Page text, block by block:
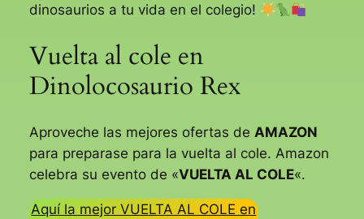
dinosaurios a tu vida en el colegio!
Vuelta al cole en
Dinolocosaurio Rex
Aproveche las mejores ofertas de AMAZON
para preparase para la vuelta al cole. Amazon
celebra su evento de «VUELTA AL COLE«.
Aquí la mejor VUELTA AL COLE en